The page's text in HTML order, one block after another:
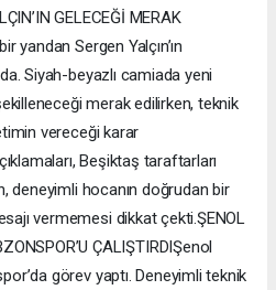
GELECEĞİ MERAK
yandan Sergen Yalçın’ın
Siyah-beyazlı camiada yeni
merak edilirken, teknik
vereceği karar
Beşiktaş taraftarları
deneyimli hocanın doğrudan bir
vermemesi dikkat çekti.ŞENOL
ÇALIŞTIRDIŞenol
görev yaptı. Deneyimli teknik